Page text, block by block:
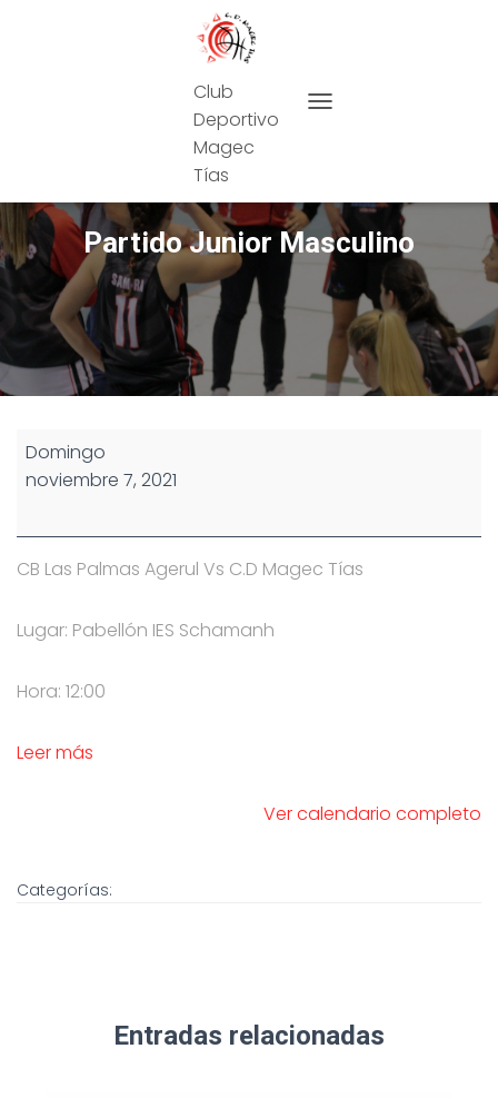
Club
Deportivo
Magec
Tías
Partido Junior Masculino
Partido
Junior
Domingo
noviembre 7, 2021
CB Las Palmas Agerul Vs C.D Magec Tías
Lugar: Pabellón IES Schamanh
Hora: 12:00
Leer más
Ver calendario completo
Categorías:
Entradas relacionadas